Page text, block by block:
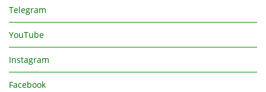
Telegram
YouTube
Instagram
Facebook